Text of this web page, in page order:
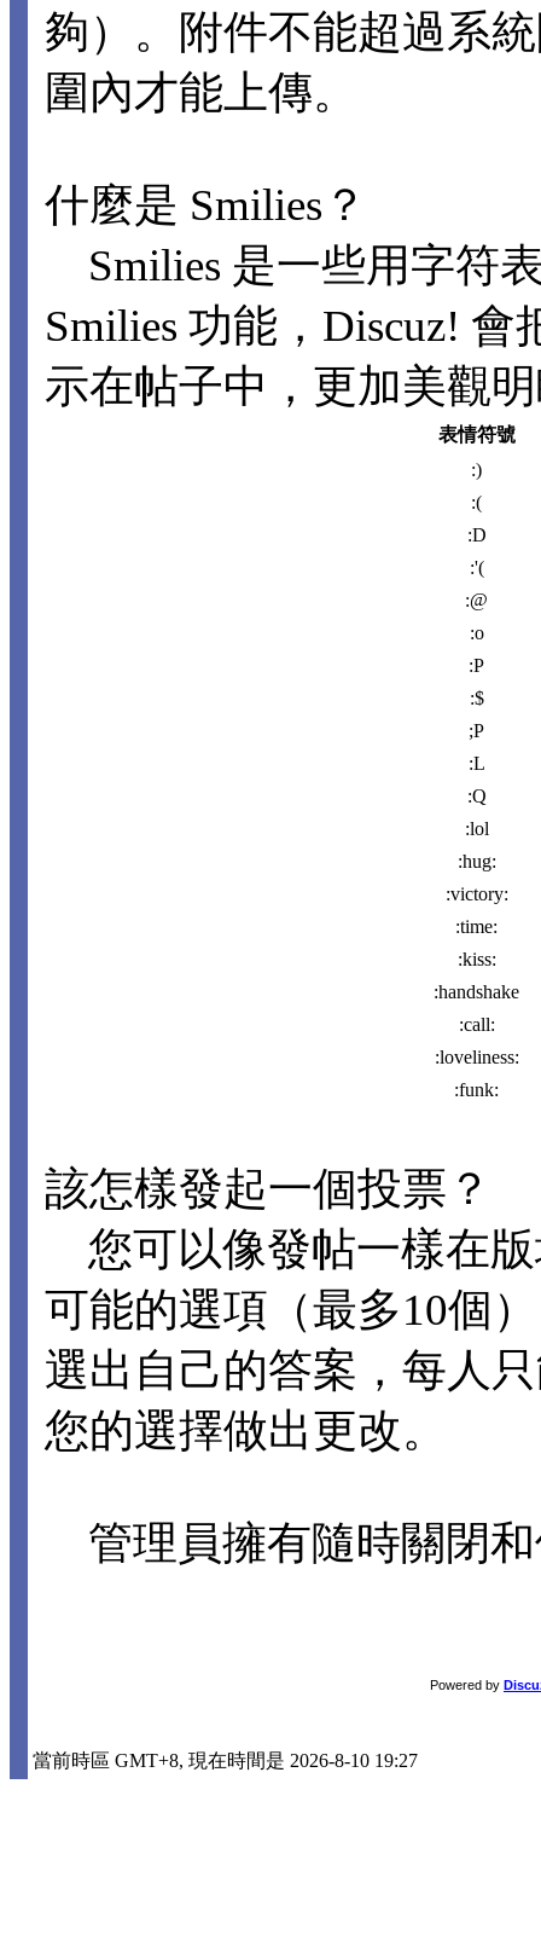
夠）。附件不能超過系
圍內才能上傳。
什麼是 Smilies？
Smilies 是一些用字符
Smilies 功能，Discuz!
示在帖子中，更加美觀
表情符號
:)
:(
:D
:'(
:@
:o
:P
:$
;P
:L
:Q
:lol
:hug:
:victory:
:time:
:kiss:
:handshake
:call:
:loveliness:
:funk:
該怎樣發起一個投票？
您可以像發帖一樣在
可能的選項（最多10個
選出自己的答案，每人
您的選擇做出更改。
管理員擁有隨時關閉
Powered by
當前時區 GMT+8, 現在時間是 2026-8-10 19:27